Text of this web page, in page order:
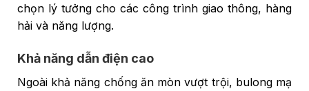
chọn lý tưởng cho các công trình giao thông, hàng
hải và năng lượng.
Khả năng dẫn điện cao
Ngoài khả năng chống ăn mòn vượt trội, bulong mạ